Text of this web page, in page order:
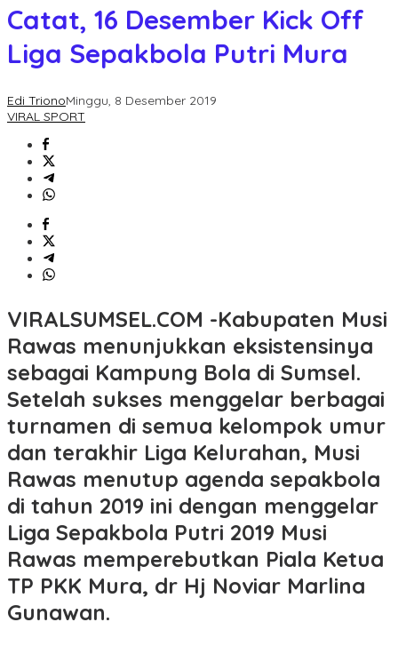
Catat, 16 Desember Kick Off
Liga Sepakbola Putri Mura
Edi TrionoMinggu, 8 Desember 2019
VIRAL SPORT
VIRALSUMSEL.COM -Kabupaten Musi
Rawas menunjukkan eksistensinya
sebagai Kampung Bola di Sumsel.
Setelah sukses menggelar berbagai
turnamen di semua kelompok umur
dan terakhir Liga Kelurahan, Musi
Rawas menutup agenda sepakbola
di tahun 2019 ini dengan menggelar
Liga Sepakbola Putri 2019 Musi
Rawas memperebutkan Piala Ketua
TP PKK Mura, dr Hj Noviar Marlina
Gunawan.